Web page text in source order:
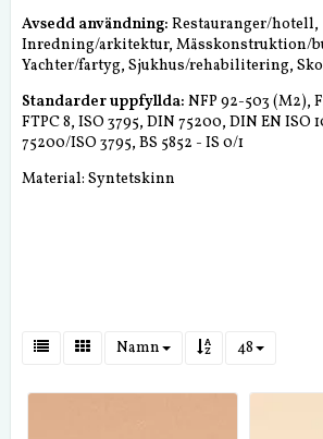
Avsedd användning: Restauranger/hotell,
Inredning/arkitektur, Mässkonstruktion/
Yachter/fartyg, Sjukhus/rehabilitering,
Standarder uppfyllda: NFP 92-503 (M2),
FTPC 8, ISO 3795, DIN 75200, DIN EN ISO
75200/ISO 3795, BS 5852 - IS 0/1
Material: Syntetskinn
Namn 48